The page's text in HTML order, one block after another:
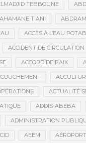
TEBBOUNE
TIANI
ACCÈS À L’EAU
ACCIDENT DE CIRCULATION
ACCORD DE PAIX
ACTUALITÉ
ADDIS-ABEBA
ADMINISTRATION
AEEM